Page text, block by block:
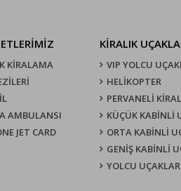
KIRALAMA
AMBULANSI
JET CARD
KIRALIK
VIP YOLCU
HELİKOPTER
PERVANELİ
KÜÇÜK KABİNLİ
ORTA KABİNLİ
GENİŞ KABİNLİ
YOLCU